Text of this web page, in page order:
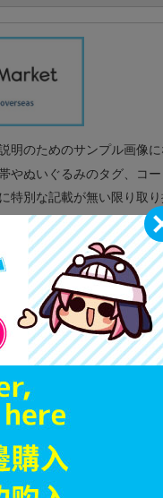
明のためのサンプル画像に
やぬいぐるみのタグ、コ
特別な記載が無い限り取り
して保証対象外となります
、SDカードなどのメモリ
取り面のキズに関しまし
はコチラ
状態
状態 :A
オンライン
庫あり 999円 税込